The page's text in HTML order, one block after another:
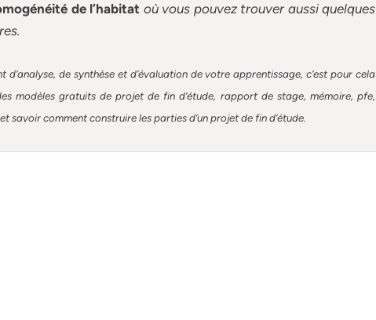
de l’habitat où vous pouvez trouver aussi quelques
de synthèse et d’évaluation de votre apprentissage, c’est pour cela
modèles gratuits de projet de fin d’étude, rapport de stage, mémoire, pfe,
savoir comment construire les parties d’un projet de fin d’étude